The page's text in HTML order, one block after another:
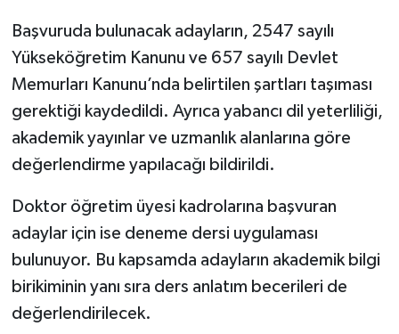
Başvuruda bulunacak adayların, 2547 sayılı
Yükseköğretim Kanunu ve 657 sayılı Devlet
Memurları Kanunu’nda belirtilen şartları taşıması
gerektiği kaydedildi. Ayrıca yabancı dil yeterliliği,
akademik yayınlar ve uzmanlık alanlarına göre
değerlendirme yapılacağı bildirildi.
Doktor öğretim üyesi kadrolarına başvuran
adaylar için ise deneme dersi uygulaması
bulunuyor. Bu kapsamda adayların akademik bilgi
birikiminin yanı sıra ders anlatım becerileri de
değerlendirilecek.